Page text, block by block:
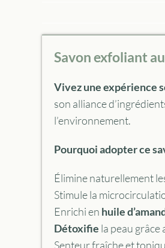
Savon exfoliant
Vivez une expérience
son alliance
l’environnement.
Pourquoi adopter ce
Élimine naturellement
Stimule la
Enrichi en huile
Détoxifie la peau
Senteur fraîche et